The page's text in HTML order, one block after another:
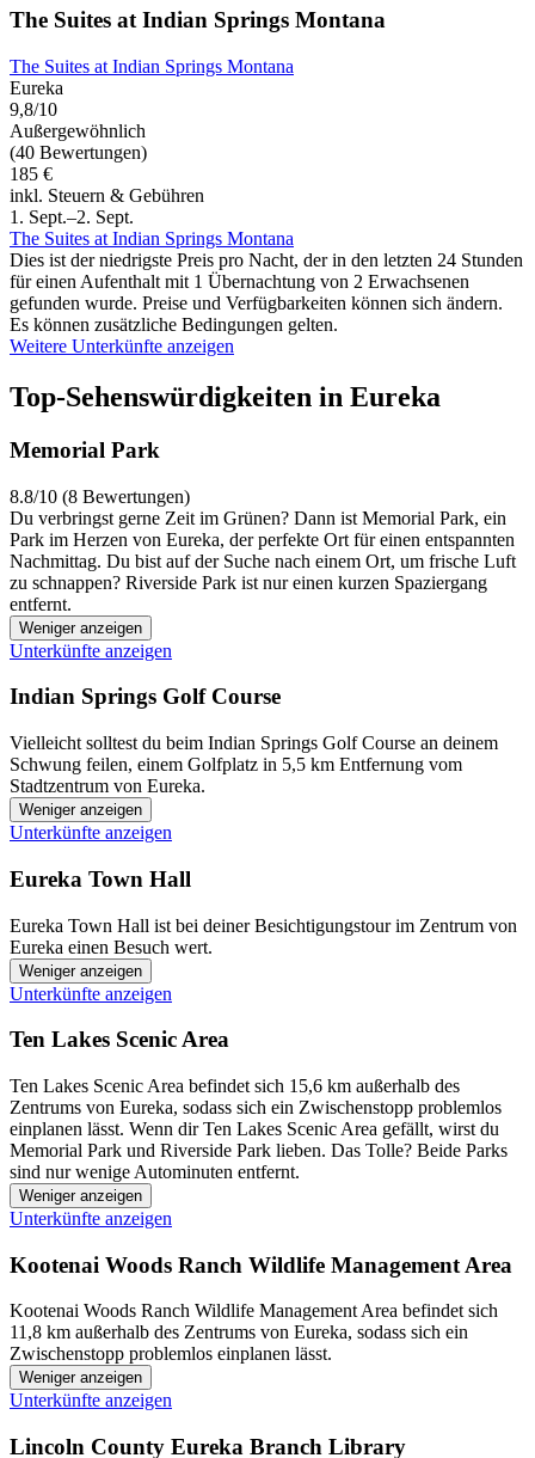
The Suites at Indian Springs Montana
The Suites at Indian Springs Montana
Eureka
9,8/10
Außergewöhnlich
(40 Bewertungen)
185 €
inkl. Steuern & Gebühren
1. Sept.–2. Sept.
The Suites at Indian Springs Montana
Dies ist der niedrigste Preis pro Nacht, der in den letzten 24 Stunden
für einen Aufenthalt mit 1 Übernachtung von 2 Erwachsenen
gefunden wurde. Preise und Verfügbarkeiten können sich ändern.
Es können zusätzliche Bedingungen gelten.
Weitere Unterkünfte anzeigen
Top-Sehenswürdigkeiten in Eureka
Memorial Park
8.8/10 (8 Bewertungen)
Du verbringst gerne Zeit im Grünen? Dann ist Memorial Park, ein
Park im Herzen von Eureka, der perfekte Ort für einen entspannten
Nachmittag. Du bist auf der Suche nach einem Ort, um frische Luft
zu schnappen? Riverside Park ist nur einen kurzen Spaziergang
entfernt.
Weniger anzeigen
Unterkünfte anzeigen
Indian Springs Golf Course
Vielleicht solltest du beim Indian Springs Golf Course an deinem
Schwung feilen, einem Golfplatz in 5,5 km Entfernung vom
Stadtzentrum von Eureka.
Weniger anzeigen
Unterkünfte anzeigen
Eureka Town Hall
Eureka Town Hall ist bei deiner Besichtigungstour im Zentrum von
Eureka einen Besuch wert.
Weniger anzeigen
Unterkünfte anzeigen
Ten Lakes Scenic Area
Ten Lakes Scenic Area befindet sich 15,6 km außerhalb des
Zentrums von Eureka, sodass sich ein Zwischenstopp problemlos
einplanen lässt. Wenn dir Ten Lakes Scenic Area gefällt, wirst du
Memorial Park und Riverside Park lieben. Das Tolle? Beide Parks
sind nur wenige Autominuten entfernt.
Weniger anzeigen
Unterkünfte anzeigen
Kootenai Woods Ranch Wildlife Management Area
Kootenai Woods Ranch Wildlife Management Area befindet sich
11,8 km außerhalb des Zentrums von Eureka, sodass sich ein
Zwischenstopp problemlos einplanen lässt.
Weniger anzeigen
Unterkünfte anzeigen
Lincoln County Eureka Branch Library